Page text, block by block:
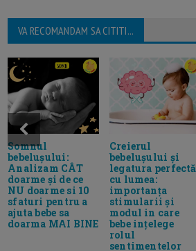
VA RECOMANDAM SA CITITI...
Somnul
bebelușului:
Analizam CÂT
doarme și de ce
NU doarme si 10
sfaturi pentru a
ajuta bebe sa
doarma MAI BINE
Creierul
bebelușului și
legatura perfectă
cu lumea:
importanța
stimularii și
modul in care
bebe ințelege
rolul
sentimentelor